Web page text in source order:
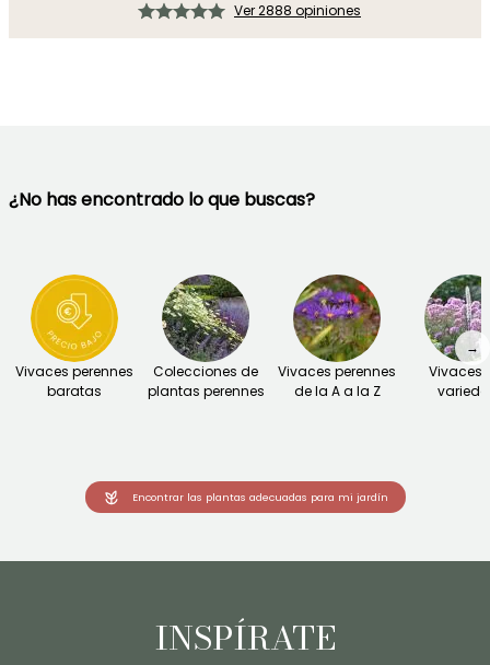
Ver 2888 opiniones
¿No has encontrado lo que buscas?
Vivaces perennes
baratas
Colecciones de
plantas perennes
Vivaces perennes
de la A a la Z
Vivaces
→
Encontrar las plantas adecuadas para mi jardín
INSPÍRATE